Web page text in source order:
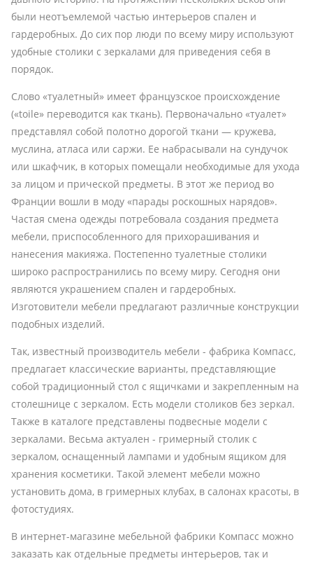
были неотъемлемой частью интерьеров спален и
гардеробных. До сих пор люди по всему миру используют
удобные столики с зеркалами для приведения себя в
порядок.
Слово «туалетный» имеет французское происхождение
(«toile» переводится как ткань). Первоначально «туалет»
представлял собой полотно дорогой ткани — кружева,
муслина, атласа или саржи. Ее набрасывали на сундучок
или шкафчик, в которых помещали необходимые для ухода
за лицом и прической предметы. В этот же период во
Франции вошли в моду «парады роскошных нарядов».
Частая смена одежды потребовала создания предмета
мебели, приспособленного для прихорашивания и
нанесения макияжа. Постепенно туалетные столики
широко распространились по всему миру. Сегодня они
являются украшением спален и гардеробных.
Изготовители мебели предлагают различные конструкции
подобных изделий.
Так, известный производитель мебели - фабрика Компасс,
предлагает классические варианты, представляющие
собой традиционный стол с ящичками и закрепленным на
столешнице с зеркалом. Есть модели столиков без зеркал.
Также в каталоге представлены подвесные модели с
зеркалами. Весьма актуален - гримерный столик с
зеркалом, оснащенный лампами и удобным ящиком для
хранения косметики. Такой элемент мебели можно
установить дома, в гримерных клубах, в салонах красоты, в
фотостудиях.
В интернет-магазине мебельной фабрики Компасс можно
заказать как отдельные предметы интерьеров, так и